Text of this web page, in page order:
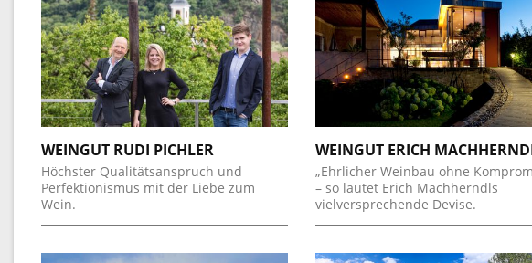
WEINGUT RUDI PICHLER
Höchster Qualitätsanspruch und
Perfektionismus mit der Liebe zum
Wein.
WEINGUT ERICH
„Ehrlicher Weinbau ohne
– so lautet Erich Machherndls
vielversprechende Devise.